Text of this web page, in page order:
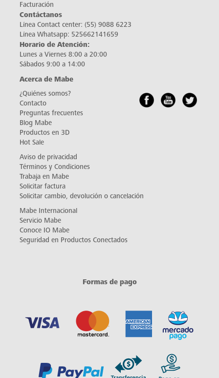
Facturación
Contáctanos
Línea Contact center: (55) 9088 6223
Línea Whatsapp: 525662141659
Horario de Atención:
Lunes a Viernes 8:00 a 20:00
Sábados 9:00 a 14:00
Acerca de Mabe
¿Quiénes somos?
Contacto
Preguntas frecuentes
Blog Mabe
Productos en 3D
Hot Sale
Aviso de privacidad
Términos y Condiciones
Trabaja en Mabe
Solicitar factura
Solicitar cambio, devolución o cancelación
Mabe Internacional
Servicio Mabe
Conoce IO Mabe
Seguridad en Productos Conectados
Formas de pago